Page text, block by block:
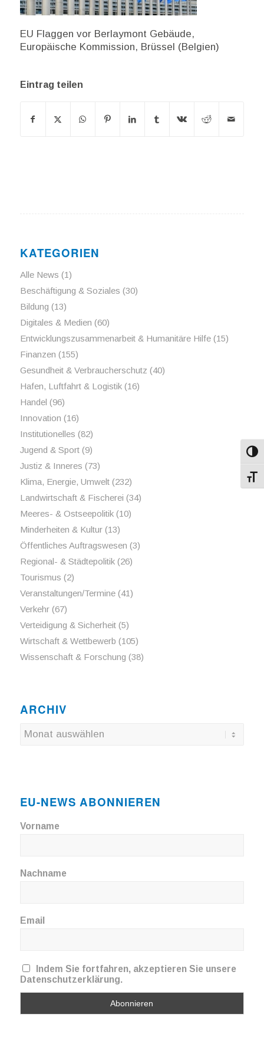
EU Flaggen vor Berlaymont Gebäude,
Europäische Kommission, Brüssel (Belgien)
Eintrag teilen
KATEGORIEN
Alle News (1)
Beschäftigung & Soziales (30)
Bildung (13)
Digitales & Medien (60)
Entwicklungszusammenarbeit & Humanitäre Hilfe(15)
Finanzen (155)
Gesundheit & Verbraucherschutz (40)
Hafen, Luftfahrt & Logistik(16)
Handel (96)
Innovation (16)
Institutionelles (82)
Jugend & Sport(9)
Justiz & Inneres (73)
Klima, Energie, Umwelt(232)
Landwirtschaft & Fischerei (34)
Meeres- & Ostseepolitik(10)
Minderheiten & Kultur(13)
Öffentliches Auftragswesen (3)
Regional- & Städtepolitik(26)
Tourismus (2)
Veranstaltungen/Termine(41)
Verkehr(67)
Verteidigung & Sicherheit(5)
Wirtschaft & Wettbewerb (105)
Wissenschaft & Forschung (38)
ARCHIV
EU-NEWS ABONNIEREN
Vorname
Nachname
Email
Indem Sie fortfahren, akzeptieren Sie unsere
Datenschutzerklärung.